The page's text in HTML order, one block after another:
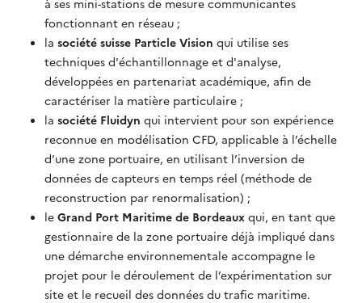
fonctionnant en réseau ;
la société suisse Particle Vision qui utilise ses
techniques d'échantillonnage et d'analyse,
développées en partenariat académique, afin de
caractériser la matière particulaire ;
la société Fluidyn qui intervient pour son expérience
reconnue en modélisation CFD, applicable à l’échelle
d’une zone portuaire, en utilisant l’inversion de
données de capteurs en temps réel (méthode de
reconstruction par renormalisation) ;
le Grand Port Maritime de Bordeaux qui, en tant que
gestionnaire de la zone portuaire déjà impliqué dans
une démarche environnementale accompagne le
projet pour le déroulement de l’expérimentation sur
site et le recueil des données du trafic maritime.